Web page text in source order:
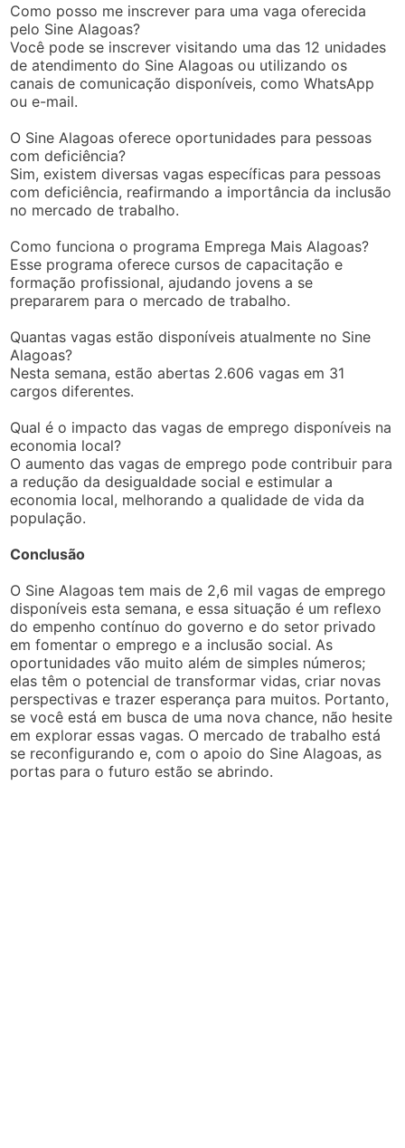
Como posso me inscrever para uma vaga oferecida
pelo Sine Alagoas?
Você pode se inscrever visitando uma das 12 unidades
de atendimento do Sine Alagoas ou utilizando os
canais de comunicação disponíveis, como WhatsApp
ou e-mail.
O Sine Alagoas oferece oportunidades para pessoas
com deficiência?
Sim, existem diversas vagas específicas para pessoas
com deficiência, reafirmando a importância da inclusão
no mercado de trabalho.
Como funciona o programa Emprega Mais Alagoas?
Esse programa oferece cursos de capacitação e
formação profissional, ajudando jovens a se
prepararem para o mercado de trabalho.
Quantas vagas estão disponíveis atualmente no Sine
Alagoas?
Nesta semana, estão abertas 2.606 vagas em 31
cargos diferentes.
Qual é o impacto das vagas de emprego disponíveis na
economia local?
O aumento das vagas de emprego pode contribuir para
a redução da desigualdade social e estimular a
economia local, melhorando a qualidade de vida da
população.
Conclusão
O Sine Alagoas tem mais de 2,6 mil vagas de emprego
disponíveis esta semana, e essa situação é um reflexo
do empenho contínuo do governo e do setor privado
em fomentar o emprego e a inclusão social. As
oportunidades vão muito além de simples números;
elas têm o potencial de transformar vidas, criar novas
perspectivas e trazer esperança para muitos. Portanto,
se você está em busca de uma nova chance, não hesite
em explorar essas vagas. O mercado de trabalho está
se reconfigurando e, com o apoio do Sine Alagoas, as
portas para o futuro estão se abrindo.